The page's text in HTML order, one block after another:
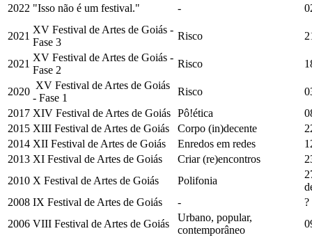
2022 "Isso não é um festival." -
2021
XV Festival de Artes de Goiás -
Fase 3
Risco
2021
XV Festival de Artes de Goiás -
Fase 2
Risco
2020
XV Festival de Artes de Goiás
- Fase 1
Risco
2017 XIV Festival de Artes de Goiás Pô!ética
2015 XIII Festival de Artes de Goiás Corpo (in)decente
2014 XII Festival de Artes de Goiás Enredos em redes
2013 XI Festival de Artes de Goiás Criar (re)encontros
2010 X Festival de Artes de Goiás Polifonia
2008 IX Festival de Artes de Goiás -
?
2006 VIII Festival de Artes de Goiás
Urbano, popular,
contemporâneo